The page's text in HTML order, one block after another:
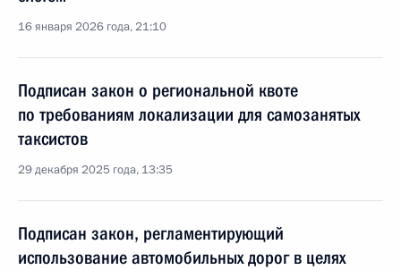
16 января 2026 года, 21:10
Подписан закон о региональной квоте
по требованиям локализации для самозанятых
таксистов
29 декабря 2025 года, 13:35
Подписан закон, регламентирующий
использование автомобильных дорог в целях